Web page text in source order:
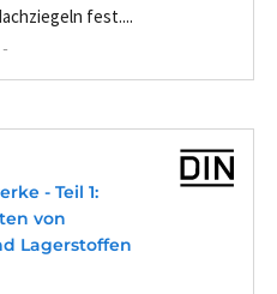
fest....
- Teil 1:
von
Lagerstoffen